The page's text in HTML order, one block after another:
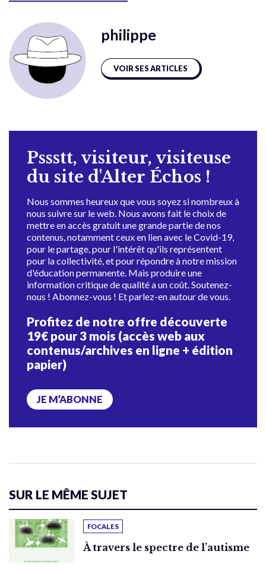
philippe
VOIR SES ARTICLES
Pssstt, visiteur, visiteuse
du site d'Alter Échos !
Nous sommes heureux que vous soyez si nombreux à
nous suivre sur le web. Nous avons fait le choix de
mettre en accès gratuit une grande partie de nos
contenus, notamment ceux en lien avec le Covid-19,
pour le partage, pour l'intérêt qu'ils représentent
pour la collectivité, et pour répondre à notre mission
d'éducation permanente. Mais produire une
information critique de qualité a un coût. Soutenez-
nous ! Abonnez-vous ! Et parlez-en autour de vous.
Profitez de notre offre découverte
19€ pour 3 mois (accès web aux
contenus/archives en ligne + édition
papier)
JE M’ABONNE
SUR LE MÊME SUJET
FOCALES
À travers le spectre de l’autisme